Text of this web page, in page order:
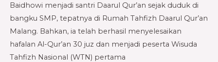
Baidhowi menjadi santri Daarul Qur’an sejak duduk di
bangku SMP, tepatnya di Rumah Tahfizh Daarul Qur’an
Malang. Bahkan, ia telah berhasil menyelesaikan
hafalan Al-Qur’an 30 juz dan menjadi peserta Wisuda
Tahfizh Nasional (WTN) pertama